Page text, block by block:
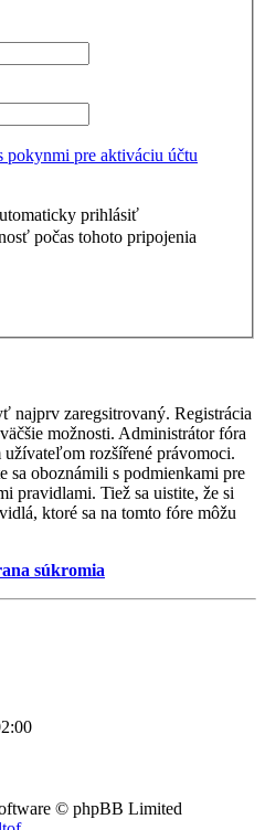
pokynmi pre aktiváciu účtu
prihlásiť
počas tohoto pripojenia
najprv zaregsitrovaný. Registrácia
možnosti. Administrátor fóra
rozšířené právomoci.
sa oboznámili s podmienkami pre
pravidlami. Tiež sa uistite, že si
ktoré sa na tomto fóre môžu
súkromia
© phpBB Limited